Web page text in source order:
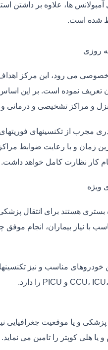
ها، علاوه بر داشتن
شده است.
روزی
می رود، این مرکز اهداف
تعریف نموده است. بر این
منزل و مراکز تشخیصی و
کادری مجرب از تکنسینهای
زمان و با رعایت ضوابط
کار نظارت کامل خواهد داشت.
ویژه
بستری هستند برای انتقال
با نیاز بیماران، انجام
خودروهای مناسب و نیز
و یا موقعیت جغرافیایی
هلی کوپتر را تامین می